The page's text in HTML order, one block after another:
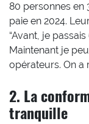
80 personnes en
paie en 2024.
“Avant, je
Maintenant je
opérateurs. On a
2. La
tranquille